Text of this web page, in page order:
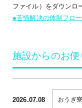
ファイル）をダウンロ
●苦情解決の体制フロ
施設からのお便
2026.07.08 おうぎ